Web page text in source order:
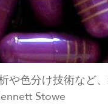
や色分け技術など
Stowe